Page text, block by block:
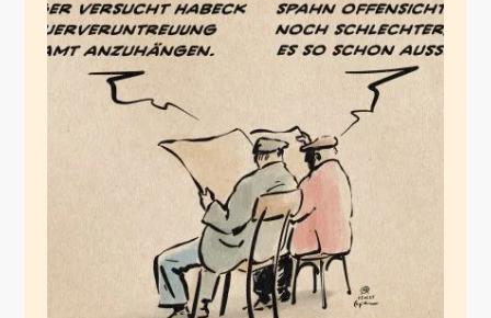
Verzweiflungsmedien
Juni 18, 2025